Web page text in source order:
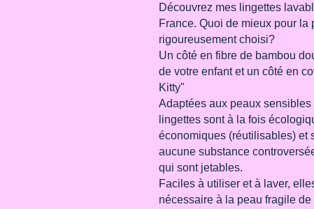
Découvrez mes lingettes
France. Quoi de mieux pour la
rigoureusement choisi?
Un côté en fibre de bambou
de votre enfant et un côté en
Kitty"
Adaptées aux peaux
lingettes sont à la fois
économiques (réutilisables) et
aucune substance
qui sont jetables.
Faciles à utiliser et à laver,
nécessaire à la peau fragile de